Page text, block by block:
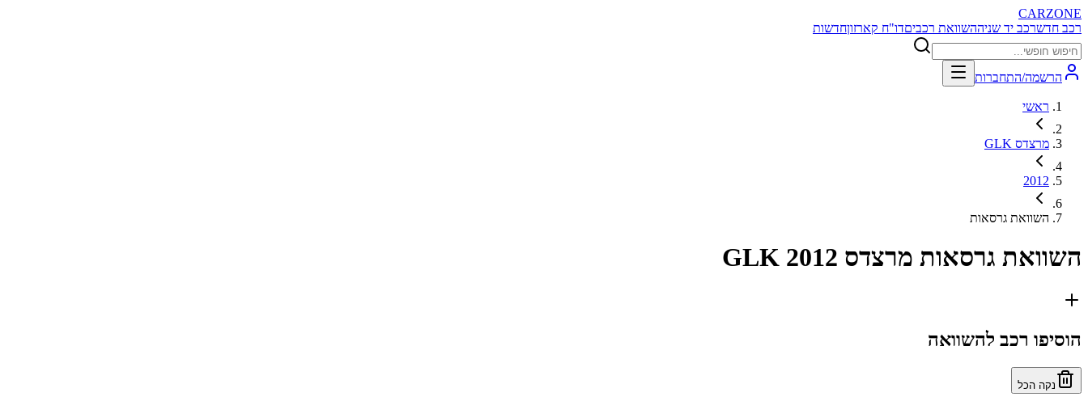
CARZONE
רכב חדשרכב יד שניההשוואת רכביםדו"ח קארזוןחדשות
הרשמה/התחברות
ראשי
מרצדס GLK
2012
השוואת גרסאות
השוואת גרסאות מרצדס GLK 2012
הוסיפו רכב להשוואה
נקה הכל